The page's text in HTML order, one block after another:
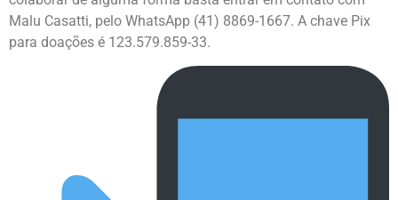
Malu Casatti, pelo WhatsApp (41) 8869-1667. A chave Pix
para doações é 123.579.859-33.